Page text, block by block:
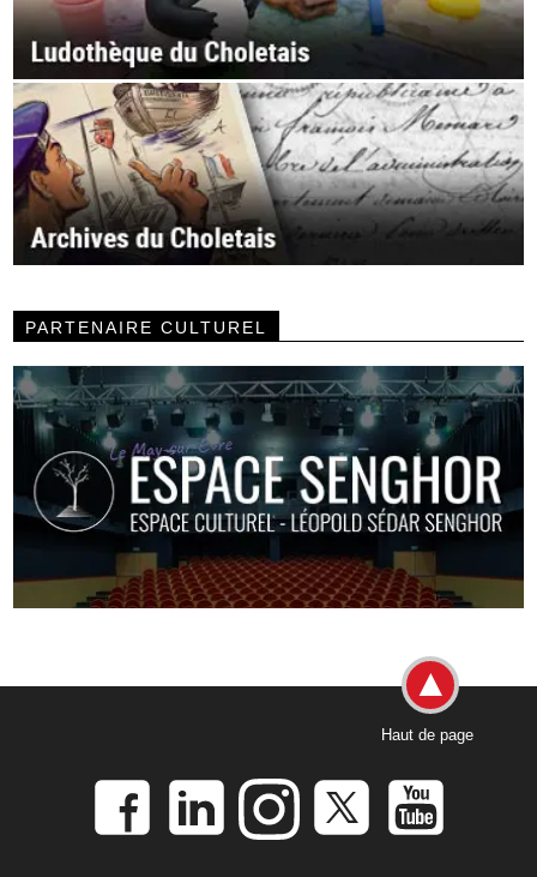
PARTENAIRE CULTUREL
Haut de page